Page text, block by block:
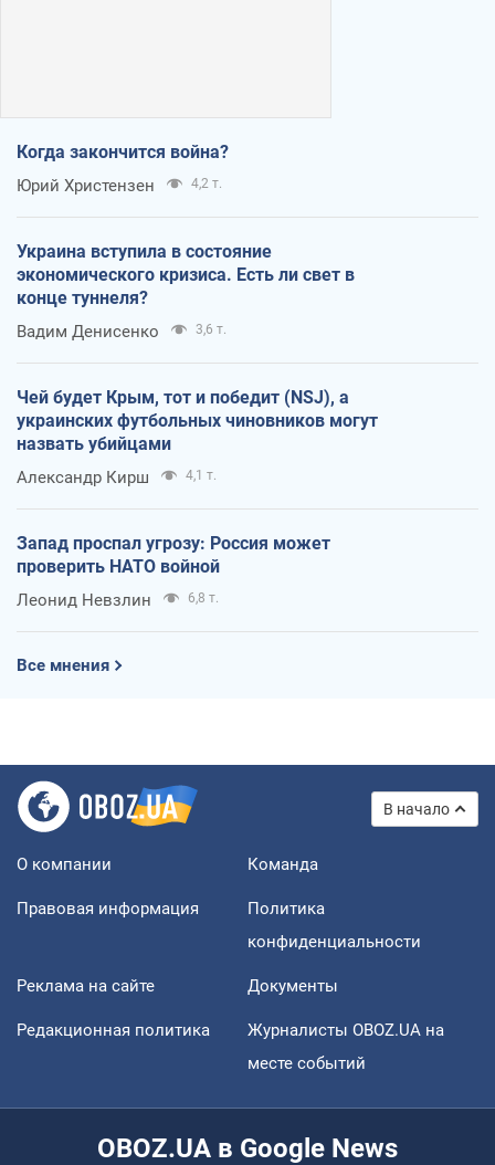
Когда закончится война?
Юрий Христензен 4,2 т.
Украина вступила в состояние
экономического кризиса. Есть ли свет в
конце туннеля?
Вадим Денисенко 3,6 т.
Чей будет Крым, тот и победит (NSJ), а
украинских футбольных чиновников могут
назвать убийцами
Александр Кирш 4,1 т.
Запад проспал угрозу: Россия может
проверить НАТО войной
Леонид Невзлин 6,8 т.
Все мнения
В начало
О компании Команда
Правовая информация
Политика
конфиденциальности
Реклама на сайте Документы
Редакционная политика
Журналисты OBOZ.UA на
месте событий
OBOZ.UA в Google News